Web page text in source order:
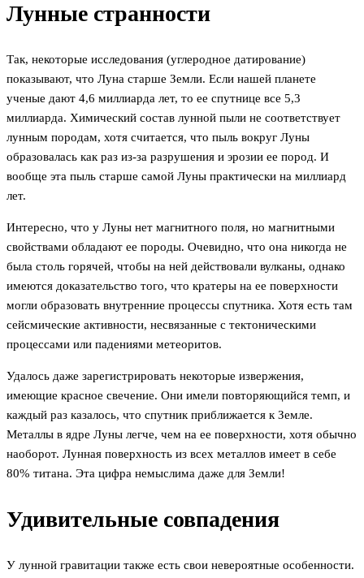
Лунные странности
Так, некоторые исследования (углеродное датирование)
показывают, что Луна старше Земли. Если нашей планете
ученые дают 4,6 миллиарда лет, то ее спутнице все 5,3
миллиарда. Химический состав лунной пыли не соответствует
лунным породам, хотя считается, что пыль вокруг Луны
образовалась как раз из-за разрушения и эрозии ее пород. И
вообще эта пыль старше самой Луны практически на миллиард
лет.
Интересно, что у Луны нет магнитного поля, но магнитными
свойствами обладают ее породы. Очевидно, что она никогда не
была столь горячей, чтобы на ней действовали вулканы, однако
имеются доказательство того, что кратеры на ее поверхности
могли образовать внутренние процессы спутника. Хотя есть там
сейсмические активности, несвязанные с тектоническими
процессами или падениями метеоритов.
Удалось даже зарегистрировать некоторые извержения,
имеющие красное свечение. Они имели повторяющийся темп, и
каждый раз казалось, что спутник приближается к Земле.
Металлы в ядре Луны легче, чем на ее поверхности, хотя обычно
наоборот. Лунная поверхность из всех металлов имеет в себе
80% титана. Эта цифра немыслима даже для Земли!
Удивительные совпадения
У лунной гравитации также есть свои невероятные особенности.